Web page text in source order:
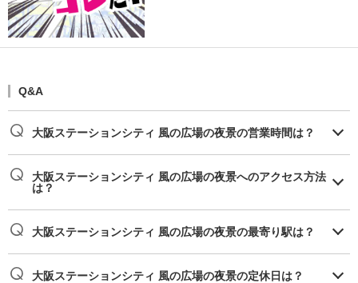
Q&A
大阪ステーションシティ 風の広場の夜景の営業時間は？
大阪ステーションシティ 風の広場の夜景へのアクセス方法
は？
大阪ステーションシティ 風の広場の夜景の最寄り駅は？
大阪ステーションシティ 風の広場の夜景の定休日は？